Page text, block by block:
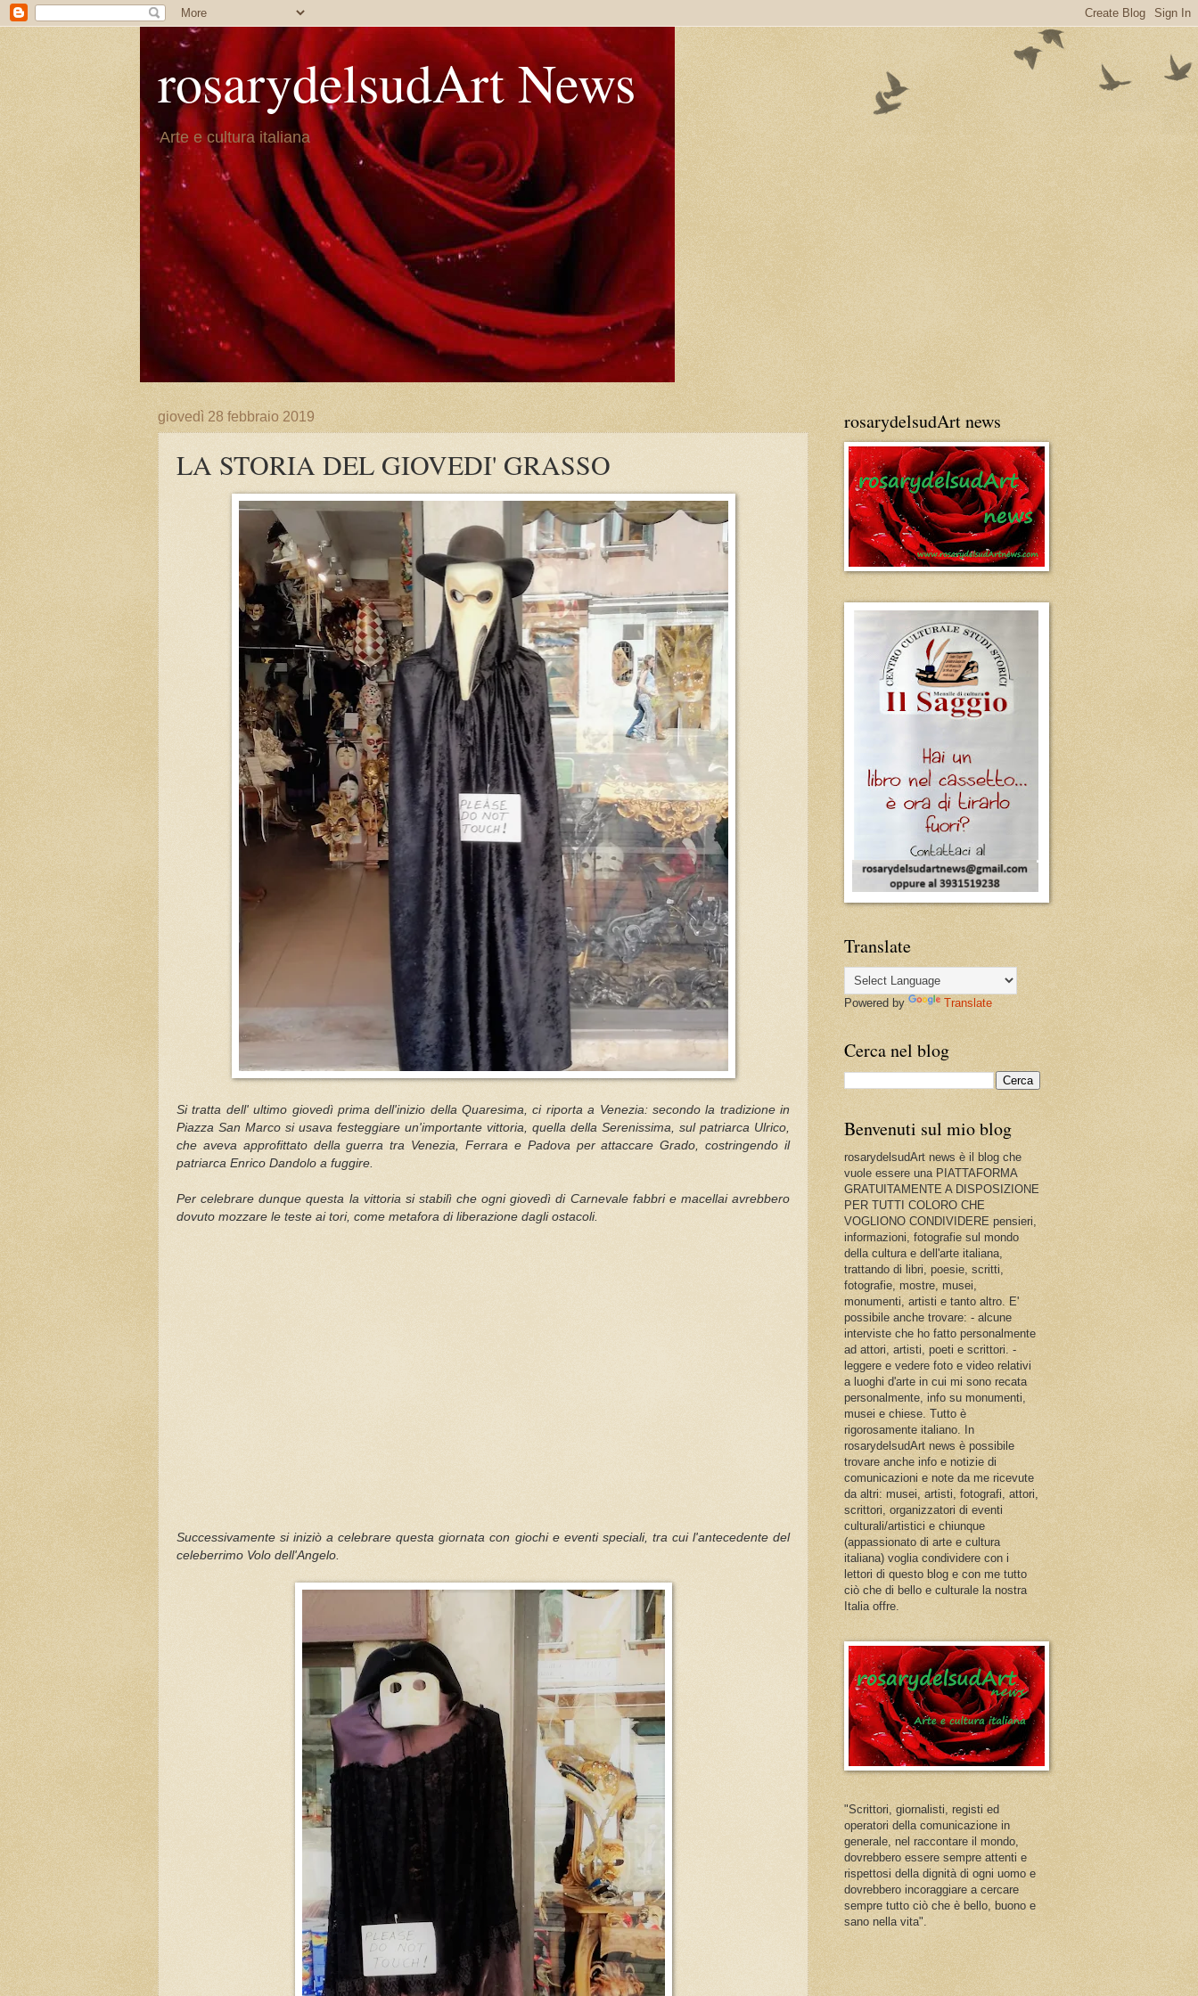
rosarydelsudArt News
Arte e cultura italiana
giovedì 28 febbraio 2019
LA STORIA DEL GIOVEDI' GRASSO
Si tratta dell' ultimo giovedì prima dell'inizio della Quaresima, ci riporta a Venezia: secondo la tradizione in
Piazza San Marco si usava festeggiare un'importante vittoria, quella della Serenissima, sul patriarca Ulrico,
che aveva approfittato della guerra tra Venezia, Ferrara e Padova per attaccare Grado, costringendo il
patriarca Enrico Dandolo a fuggire.
Per celebrare dunque questa la vittoria si stabilì che ogni giovedì di Carnevale fabbri e macellai avrebbero
dovuto mozzare le teste ai tori, come metafora di liberazione dagli ostacoli.
Successivamente si iniziò a celebrare questa giornata con giochi e eventi speciali, tra cui l'antecedente del
celeberrimo Volo dell'Angelo.
rosarydelsudArt news
Translate
Powered by Translate
Cerca nel blog
Benvenuti sul mio blog
rosarydelsudArt news è il blog che
vuole essere una PIATTAFORMA
GRATUITAMENTE A DISPOSIZIONE
PER TUTTI COLORO CHE
VOGLIONO CONDIVIDERE pensieri,
informazioni, fotografie sul mondo
della cultura e dell'arte italiana,
trattando di libri, poesie, scritti,
fotografie, mostre, musei,
monumenti, artisti e tanto altro. E'
possibile anche trovare: - alcune
interviste che ho fatto personalmente
ad attori, artisti, poeti e scrittori. -
leggere e vedere foto e video relativi
a luoghi d'arte in cui mi sono recata
personalmente, info su monumenti,
musei e chiese. Tutto è
rigorosamente italiano. In
rosarydelsudArt news è possibile
trovare anche info e notizie di
comunicazioni e note da me ricevute
da altri: musei, artisti, fotografi, attori,
scrittori, organizzatori di eventi
culturali/artistici e chiunque
(appassionato di arte e cultura
italiana) voglia condividere con i
lettori di questo blog e con me tutto
ciò che di bello e culturale la nostra
Italia offre.
"Scrittori, giornalisti, registi ed
operatori della comunicazione in
generale, nel raccontare il mondo,
dovrebbero essere sempre attenti e
rispettosi della dignità di ogni uomo e
dovrebbero incoraggiare a cercare
sempre tutto ciò che è bello, buono e
sano nella vita".